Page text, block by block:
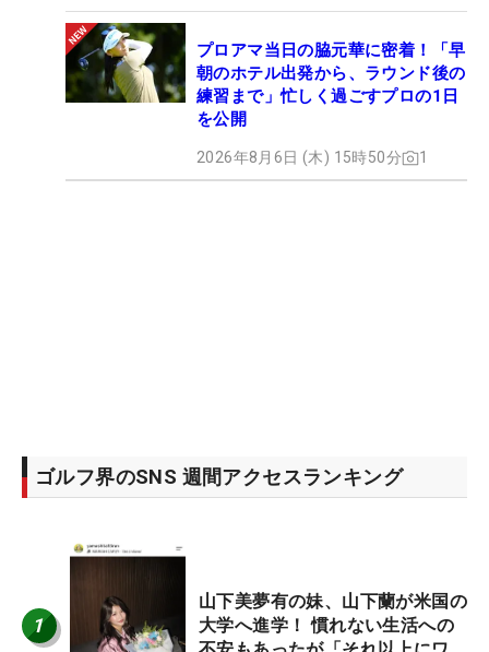
プロアマ当日の脇元華に密着！「早
朝のホテル出発から、ラウンド後の
練習まで」忙しく過ごすプロの1日
を公開
2026年8月6日 (木) 15時50分 1
ゴルフ界のSNS 週間アクセスランキング
1
山下美夢有の妹、山下蘭が米国の
大学へ進学！ 慣れない生活への